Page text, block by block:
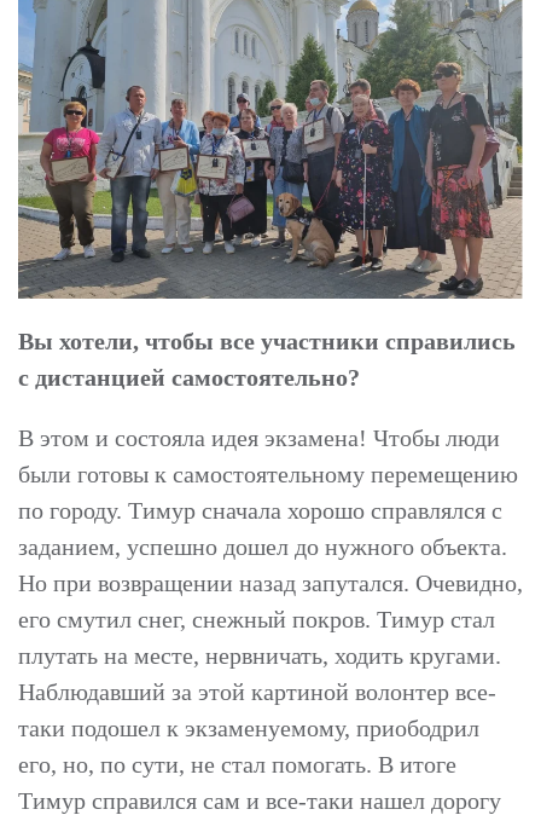
Вы хотели, чтобы все участники справились
с дистанцией самостоятельно?
В этом и состояла идея экзамена! Чтобы люди
были готовы к самостоятельному перемещению
по городу. Тимур сначала хорошо справлялся с
заданием, успешно дошел до нужного объекта.
Но при возвращении назад запутался. Очевидно,
его смутил снег, снежный покров. Тимур стал
плутать на месте, нервничать, ходить кругами.
Наблюдавший за этой картиной волонтер все-
таки подошел к экзаменуемому, приободрил
его, но, по сути, не стал помогать. В итоге
Тимур справился сам и все-таки нашел дорогу